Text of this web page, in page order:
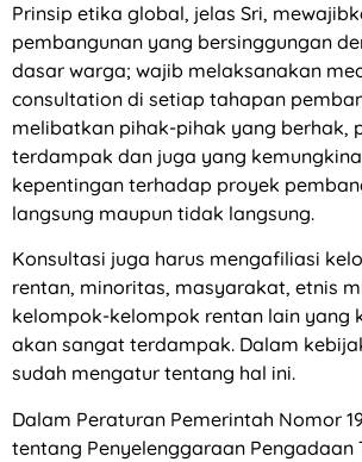
Prinsip etika global, jelas Sri,
pembangunan yang bersinggungan
dasar warga; wajib melaksanakan
consultation di setiap tahapan
melibatkan pihak-pihak yang berhak,
terdampak dan juga yang
kepentingan terhadap proyek
langsung maupun tidak langsung.
Konsultasi juga harus mengafiliasi
rentan, minoritas, masyarakat, etnis
kelompok-kelompok rentan lain yang
akan sangat terdampak. Dalam
sudah mengatur tentang hal ini.
Dalam Peraturan Pemerintah Nomor
tentang Penyelenggaraan Pengadaan